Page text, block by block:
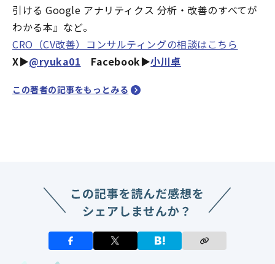
引ける Google アナリティクス 分析・改善のすべてが
わかる本』など。
CRO（CV改善）コンサルティングの相談はこちら
X▶︎@ryuka01 Facebook▶︎小川卓
この著者の記事をもっとみる